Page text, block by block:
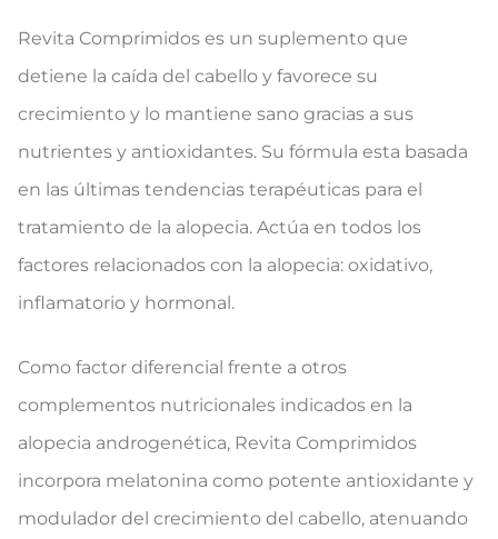
Revita Comprimidos es un suplemento que
detiene la caída del cabello y favorece su
crecimiento y lo mantiene sano gracias a sus
nutrientes y antioxidantes. Su fórmula esta basada
en las últimas tendencias terapéuticas para el
tratamiento de la alopecia. Actúa en todos los
factores relacionados con la alopecia: oxidativo,
inflamatorio y hormonal.
Como factor diferencial frente a otros
complementos nutricionales indicados en la
alopecia androgenética, Revita Comprimidos
incorpora melatonina como potente antioxidante y
modulador del crecimiento del cabello, atenuando